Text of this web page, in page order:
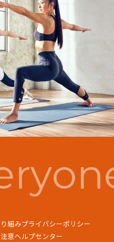
組みプライバシーポリシー
意ヘルプセンター